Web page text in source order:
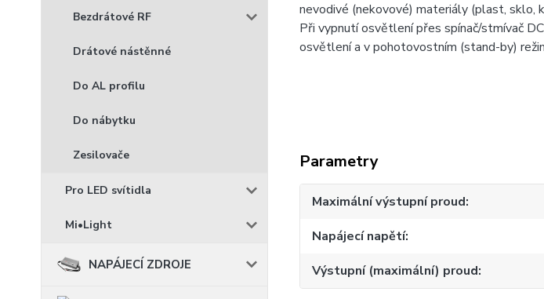
Bezdrátové RF
Drátové nástěnné
Do AL profilu
Do nábytku
Zesilovače
Pro LED svítidla
Mi•Light
NAPÁJECÍ ZDROJE
nevodivé (nekovové) materiály (plast, sklo,
Při vypnutí osvětlení přes spínač/stmívač
osvětlení a v pohotovostním (stand-by)
Parametry
Maximální výstupní proud
Napájecí napětí
Výstupní (maximální) proud